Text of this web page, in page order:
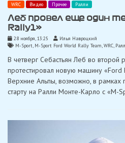
WRC Видео Прочее Ралли
Леб провел еще один
Rally1»
28 ноября, 13:25
Илья Навроцкий
M-Sport, M-Sport Ford World Rally Team,WRC,
В четверг Себастьян Леб во второй
протестировал новую машину «Ford
Верхние Альпы, возможно, в рамках
старту на Ралли Монте-Карло с «M-